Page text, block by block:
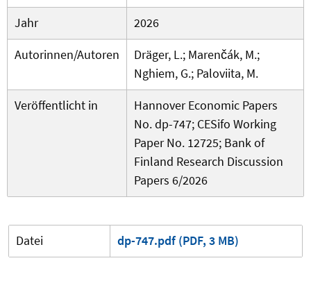
Jahr
2026
Autorinnen/Autoren
Dräger, L.; Marenčák, M.;
Nghiem, G.; Paloviita, M.
Veröffentlicht in
Hannover Economic Papers
No. dp-747; CESifo Working
Paper No. 12725; Bank of
Finland Research Discussion
Papers 6/2026
Datei dp-747.pdf (PDF, 3 MB)